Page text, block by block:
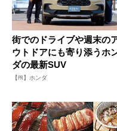
街でのドライブや週末の
ウトドアにも寄り添うホ
ダの最新SUV
【PR】ホンダ